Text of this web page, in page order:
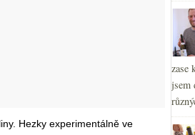
Hezky experimentálně ve
►
►
►
►
►
zase
jsem